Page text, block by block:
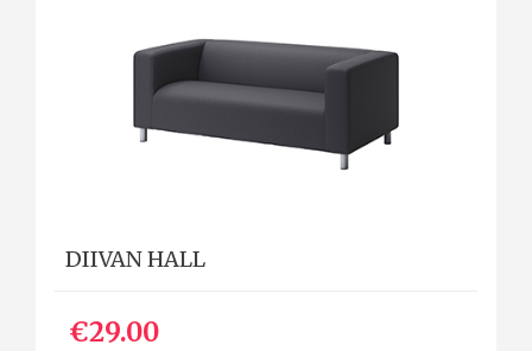
DIIVAN HALL
€29.00